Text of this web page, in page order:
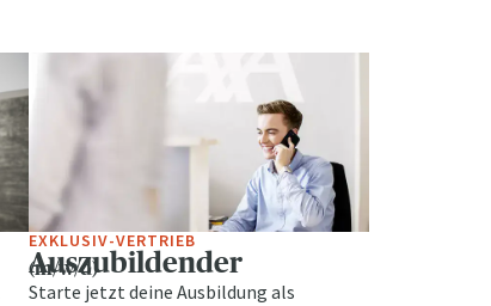
EXKLUSIV-VERTRIEB
Auszubildender
(m/w/d)
Starte jetzt deine Ausbildung als